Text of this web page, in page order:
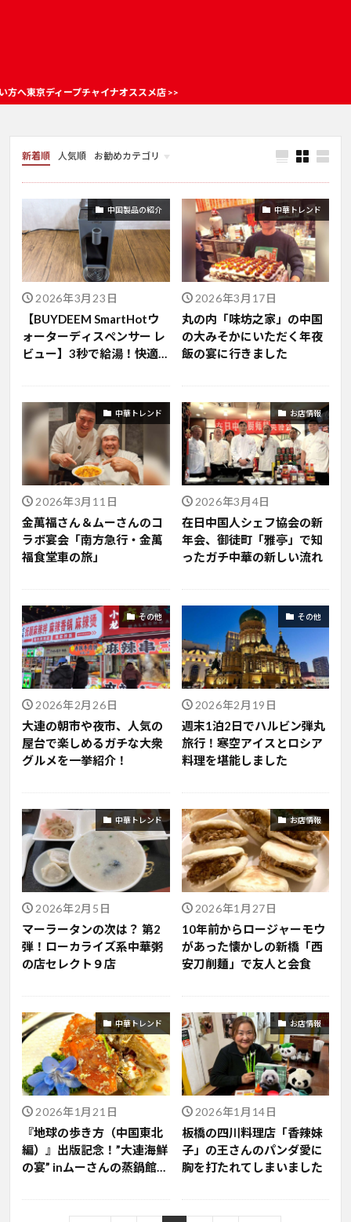
プチャイナオススメ店 >>
新着順 人気順 お勧めカテゴリ
お店情報
中国製品の紹介
2026年3月23日
【BUYDEEM SmartHotウ
ォーターディスペンサー レ
ビュー】3秒で給湯！快適
電
中華トレンド
2026年3月17日
丸の内「味坊之家」の中国
の大みそかにいただく年夜
飯の宴に行きました
中華トレンド
2026年3月11日
金萬福さん＆ムーさんのコ
ラボ宴会「南方急行・金萬
福食堂車の旅」
お店情報
2026年3月4日
在日中国人シェフ協会の新
年会、御徒町「雅亭」で知
ったガチ中華の新しい流れ
その他
2026年2月26日
大連の朝市や夜市、人気の
屋台で楽しめるガチな大衆
グルメを一挙紹介！
その他
2026年2月19日
週末1泊2日でハルビン弾丸
旅行！寒空アイスとロシア
料理を堪能しました
中華トレンド
2026年2月5日
マーラータンの次は？ 第2
弾！ローカライズ系中華粥
の店セレクト９店
お店情報
2026年1月27日
10年前からロージャーモウ
があった懐かしの新橋「西
安刀削麺」で友人と会食
中華トレンド
2026年1月21日
『地球の歩き方（中国東北
編）』出版記念！”大連海鮮
の宴” inムーさんの蒸鍋館レ
お店情報
2026年1月14日
板橋の四川料理店「香辣妹
子」の王さんのパンダ愛に
胸を打たれてしまいました